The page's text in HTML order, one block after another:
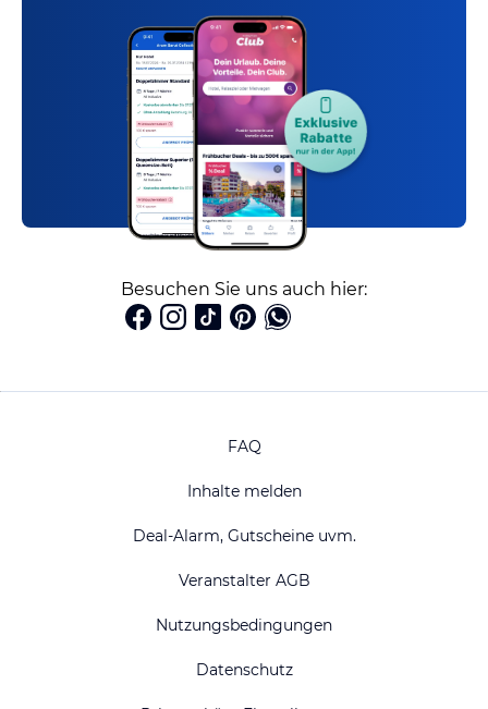
Besuchen Sie uns auch hier:
FAQ
Inhalte melden
Deal-Alarm, Gutscheine uvm.
Veranstalter AGB
Nutzungsbedingungen
Datenschutz